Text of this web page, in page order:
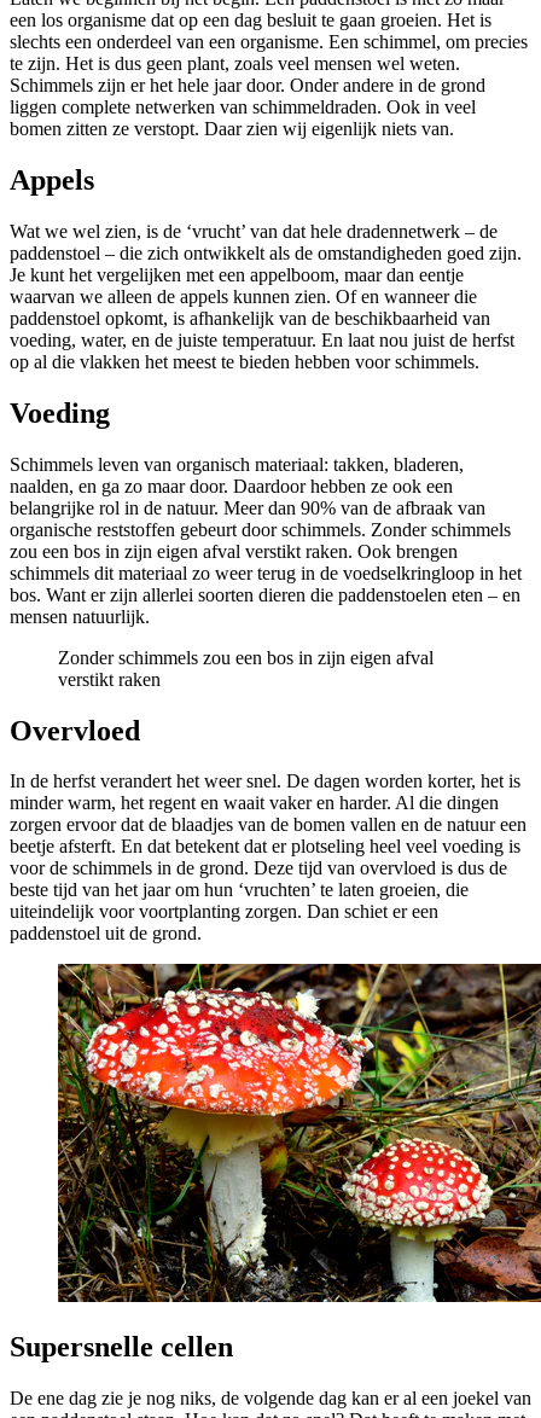
een los organisme dat op een dag besluit te gaan groeien. Het is
slechts een onderdeel van een organisme. Een schimmel, om precies
te zijn. Het is dus geen plant, zoals veel mensen wel weten.
Schimmels zijn er het hele jaar door. Onder andere in de grond
liggen complete netwerken van schimmeldraden. Ook in veel
bomen zitten ze verstopt. Daar zien wij eigenlijk niets van.
Appels
Wat we wel zien, is de ‘vrucht’ van dat hele dradennetwerk – de
paddenstoel – die zich ontwikkelt als de omstandigheden goed zijn.
Je kunt het vergelijken met een appelboom, maar dan eentje
waarvan we alleen de appels kunnen zien. Of en wanneer die
paddenstoel opkomt, is afhankelijk van de beschikbaarheid van
voeding, water, en de juiste temperatuur. En laat nou juist de herfst
op al die vlakken het meest te bieden hebben voor schimmels.
Voeding
Schimmels leven van organisch materiaal: takken, bladeren,
naalden, en ga zo maar door. Daardoor hebben ze ook een
belangrijke rol in de natuur. Meer dan 90% van de afbraak van
organische reststoffen gebeurt door schimmels. Zonder schimmels
zou een bos in zijn eigen afval verstikt raken. Ook brengen
schimmels dit materiaal zo weer terug in de voedselkringloop in het
bos. Want er zijn allerlei soorten dieren die paddenstoelen eten – en
mensen natuurlijk.
Zonder schimmels zou een bos in zijn eigen afval
verstikt raken
Overvloed
In de herfst verandert het weer snel. De dagen worden korter, het is
minder warm, het regent en waait vaker en harder. Al die dingen
zorgen ervoor dat de blaadjes van de bomen vallen en de natuur een
beetje afsterft. En dat betekent dat er plotseling heel veel voeding is
voor de schimmels in de grond. Deze tijd van overvloed is dus de
beste tijd van het jaar om hun ‘vruchten’ te laten groeien, die
uiteindelijk voor voortplanting zorgen. Dan schiet er een
paddenstoel uit de grond.
Supersnelle cellen
De ene dag zie je nog niks, de volgende dag kan er al een joekel van